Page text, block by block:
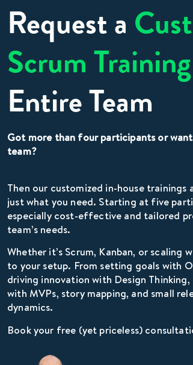
Request a
Scrum Training
Entire Team
Got more than four participants or
team?
Then our customized in-house trainings
just what you need. Starting at five
especially cost-effective and tailored
team’s needs.
Whether it’s Scrum, Kanban, or scaling
to your setup. From setting goals with
driving innovation with Design
with MVPs, story mapping, and small
dynamics.
Book your free (yet priceless)